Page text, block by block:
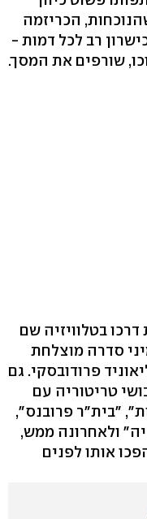
הכריזמה
רב לכל דמות -
שורפים את המסך.
בטלוויזיה שם
סדרה מוצלחת
פרודובסקי. גם
טריטוריה עם
"בית"ר פרובנס",
ולאחרונה ממש,
אותו לפנים